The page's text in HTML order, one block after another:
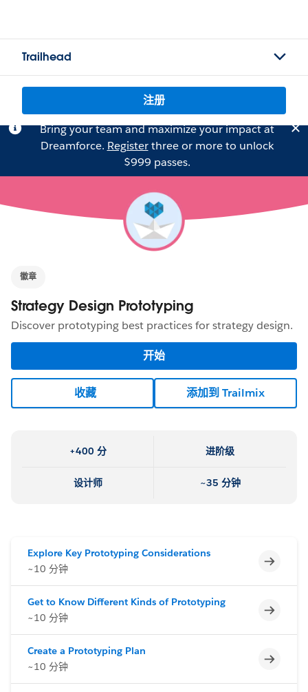
Trailhead
注册
Bring your team and maximize your impact at
Dreamforce. Registerthree or more to unlock
$999 passes.
徽章
Strategy Design Prototyping
Discover prototyping best practices for strategy design.
开始
收藏 添加到 Trailmix
+400 分 进阶级
设计师 ~35 分钟
Explore Key Prototyping Considerations
~10 分钟
不完整
Get to Know Different Kinds of Prototyping
~10 分钟
不完整
Create a Prototyping Plan
~10 分钟
不完整